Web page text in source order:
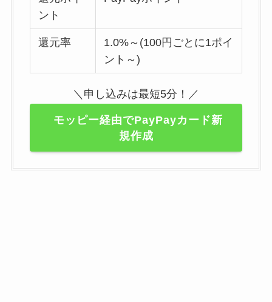
ント
還元率
1.0%～(100円ごとに1ポイ
ント～)
＼申し込みは最短5分！／
モッピー経由でPayPayカード新
規作成